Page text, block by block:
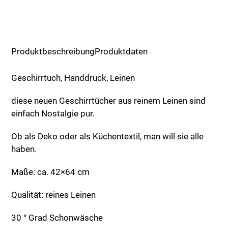
ProduktbeschreibungProduktdaten
Geschirrtuch, Handdruck, Leinen
diese neuen Geschirrtücher aus reinem Leinen sind
einfach Nostalgie pur.
Ob als Deko oder als Küchentextil, man will sie alle
haben.
Maße: ca. 42×64 cm
Qualität: reines Leinen
30 ° Grad Schonwäsche